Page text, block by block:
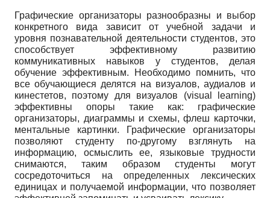
Графические организаторы разнообразны и выбор
конкретного вида зависит от учебной задачи и
уровня познавательной деятельности студентов, это
способствует эффективному развитию
коммуникативных навыков у студентов, делая
обучение эффективным. Необходимо помнить, что
все обучающиеся делятся на визуалов, аудиалов и
кинестетов, поэтому для визуалов (visual learning)
эффективны опоры такие как: графические
организаторы, диаграммы и схемы, флеш карточки,
ментальные картинки. Графические организаторы
позволяют студенту по-другому взглянуть на
информацию, осмыслить ее, языковые трудности
снимаются, таким образом студенты могут
сосредоточиться на определенных лексических
единицах и получаемой информации, что позволяет